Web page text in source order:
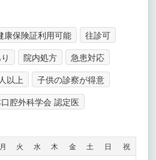
康保険証利用可能
往診可
院内処方
急患対応
以上
子供の診察が得意
腔外科学会 認定医
月 火 水 木 金 土 日 祝